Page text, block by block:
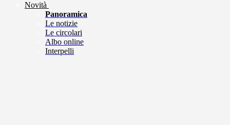
Novità
Panoramica
Le notizie
Le circolari
Albo online
Interpelli